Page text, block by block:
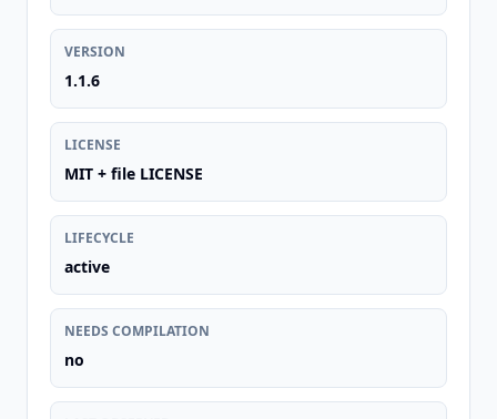
VERSION
1.1.6
LICENSE
MIT + file LICENSE
LIFECYCLE
active
NEEDS COMPILATION
no